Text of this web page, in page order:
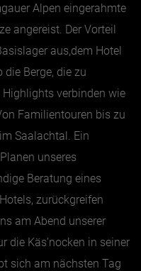
Alpen eingerahmte
angereist. Der Vorteil
aus,dem Hotel
Berge, die zu
verbinden wie
Familientouren bis zu
Saalachtal. Ein
unseres
Beratung eines
zurückgreifen
am Abend unserer
die Käs’nocken in seiner
sich am nächsten Tag